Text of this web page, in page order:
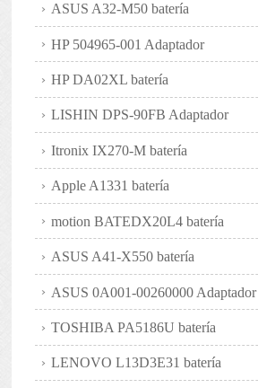
ASUS A32-M50 batería
HP 504965-001 Adaptador
HP DA02XL batería
LISHIN DPS-90FB Adaptador
Itronix IX270-M batería
Apple A1331 batería
motion BATEDX20L4 batería
ASUS A41-X550 batería
ASUS 0A001-00260000 Adaptador
TOSHIBA PA5186U batería
LENOVO L13D3E31 batería